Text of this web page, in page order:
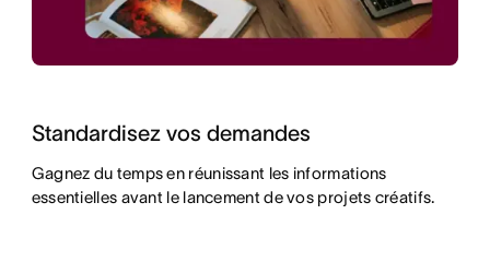
Standardisez vos demandes
Gagnez du temps en réunissant les informations
essentielles avant le lancement de vos projets créatifs.